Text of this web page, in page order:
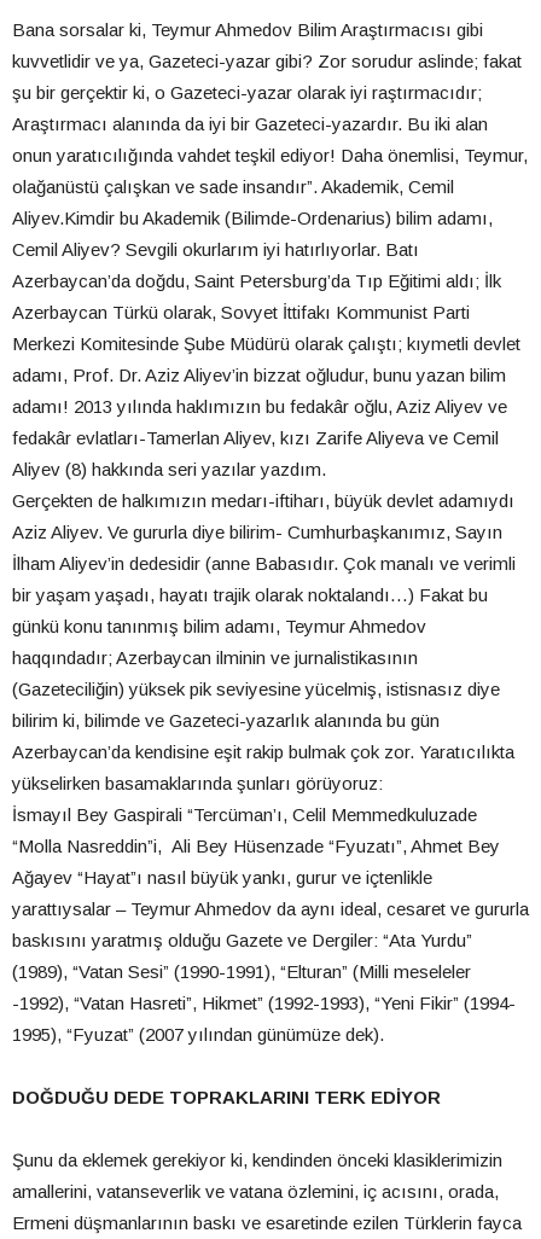
Bana sorsalar ki, Teymur Ahmedov Bilim Araştırmacısı gibi
kuvvetlidir ve ya, Gazeteci-yazar gibi? Zor sorudur aslinde; fakat
şu bir gerçektir ki, o Gazeteci-yazar olarak iyi raştırmacıdır;
Araştırmacı alanında da iyi bir Gazeteci-yazardır. Bu iki alan
onun yaratıcılığında vahdet teşkil ediyor! Daha önemlisi, Teymur,
olağanüstü çalışkan ve sade insandır”. Akademik, Cemil
Aliyev.Kimdir bu Akademik (Bilimde-Ordenarius) bilim adamı,
Cemil Aliyev? Sevgili okurlarım iyi hatırlıyorlar. Batı
Azerbaycan’da doğdu, Saint Petersburg’da Tıp Eğitimi aldı; İlk
Azerbaycan Türkü olarak, Sovyet İttifakı Kommunist Parti
Merkezi Komitesinde Şube Müdürü olarak çalıştı; kıymetli devlet
adamı, Prof. Dr. Aziz Aliyev’in bizzat oğludur, bunu yazan bilim
adamı! 2013 yılında haklımızın bu fedakâr oğlu, Aziz Aliyev ve
fedakâr evlatları-Tamerlan Aliyev, kızı Zarife Aliyeva ve Cemil
Aliyev (8) hakkında seri yazılar yazdım.
Gerçekten de halkımızın medarı-iftiharı, büyük devlet adamıydı
Aziz Aliyev. Ve gururla diye bilirim- Cumhurbaşkanımız, Sayın
İlham Aliyev’in dedesidir (anne Babasıdır. Çok manalı ve verimli
bir yaşam yaşadı, hayatı trajik olarak noktalandı…) Fakat bu
günkü konu tanınmış bilim adamı, Teymur Ahmedov
haqqındadır; Azerbaycan ilminin ve jurnalistikasının
(Gazeteciliğin) yüksek pik seviyesine yücelmiş, istisnasız diye
bilirim ki, bilimde ve Gazeteci-yazarlık alanında bu gün
Azerbaycan’da kendisine eşit rakip bulmak çok zor. Yaratıcılıkta
yükselirken basamaklarında şunları görüyoruz:
İsmayıl Bey Gaspirali “Tercüman’ı, Celil Memmedkuluzade
“Molla Nasreddin”i, Ali Bey Hüsenzade “Fyuzatı”, Ahmet Bey
Ağayev “Hayat”ı nasıl büyük yankı, gurur ve içtenlikle
yarattıysalar – Teymur Ahmedov da aynı ideal, cesaret ve gururla
baskısını yaratmış olduğu Gazete ve Dergiler: “Ata Yurdu”
(1989), “Vatan Sesi” (1990-1991), “Elturan” (Milli meseleler
-1992), “Vatan Hasreti”, Hikmet” (1992-1993), “Yeni Fikir” (1994-
1995), “Fyuzat” (2007 yılından günümüze dek).
DOĞDUĞU DEDE TOPRAKLARINI TERK EDİYOR
Şunu da eklemek gerekiyor ki, kendinden önceki klasiklerimizin
amallerini, vatanseverlik ve vatana özlemini, iç acısını, orada,
Ermeni düşmanlarının baskı ve esaretinde ezilen Türklerin fayca